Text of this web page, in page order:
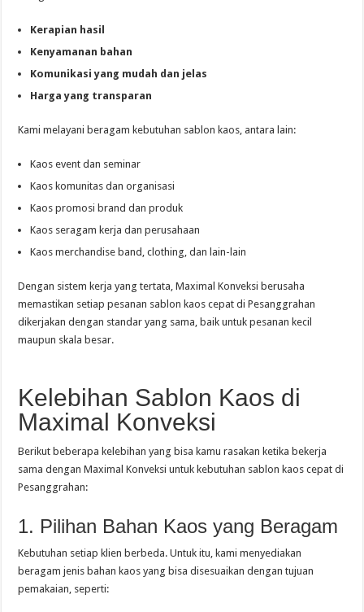
Kerapian hasil
Kenyamanan bahan
Komunikasi yang mudah dan jelas
Harga yang transparan
Kami melayani beragam kebutuhan sablon kaos, antara lain:
Kaos event dan seminar
Kaos komunitas dan organisasi
Kaos promosi brand dan produk
Kaos seragam kerja dan perusahaan
Kaos merchandise band, clothing, dan lain-lain
Dengan sistem kerja yang tertata, Maximal Konveksi berusaha
memastikan setiap pesanan sablon kaos cepat di Pesanggrahan
dikerjakan dengan standar yang sama, baik untuk pesanan kecil
maupun skala besar.
Kelebihan Sablon Kaos di
Maximal Konveksi
Berikut beberapa kelebihan yang bisa kamu rasakan ketika bekerja
sama dengan Maximal Konveksi untuk kebutuhan sablon kaos cepat di
Pesanggrahan:
1. Pilihan Bahan Kaos yang Beragam
Kebutuhan setiap klien berbeda. Untuk itu, kami menyediakan
beragam jenis bahan kaos yang bisa disesuaikan dengan tujuan
pemakaian, seperti: